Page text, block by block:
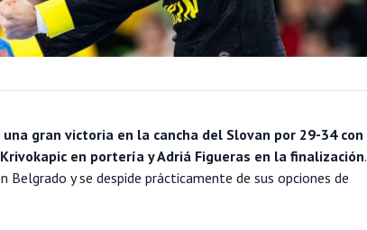
gran victoria en la cancha del Slovan por 29-34 con
en portería y Adriá Figueras en la finalización.
Belgrado y se despide prácticamente de sus opciones de